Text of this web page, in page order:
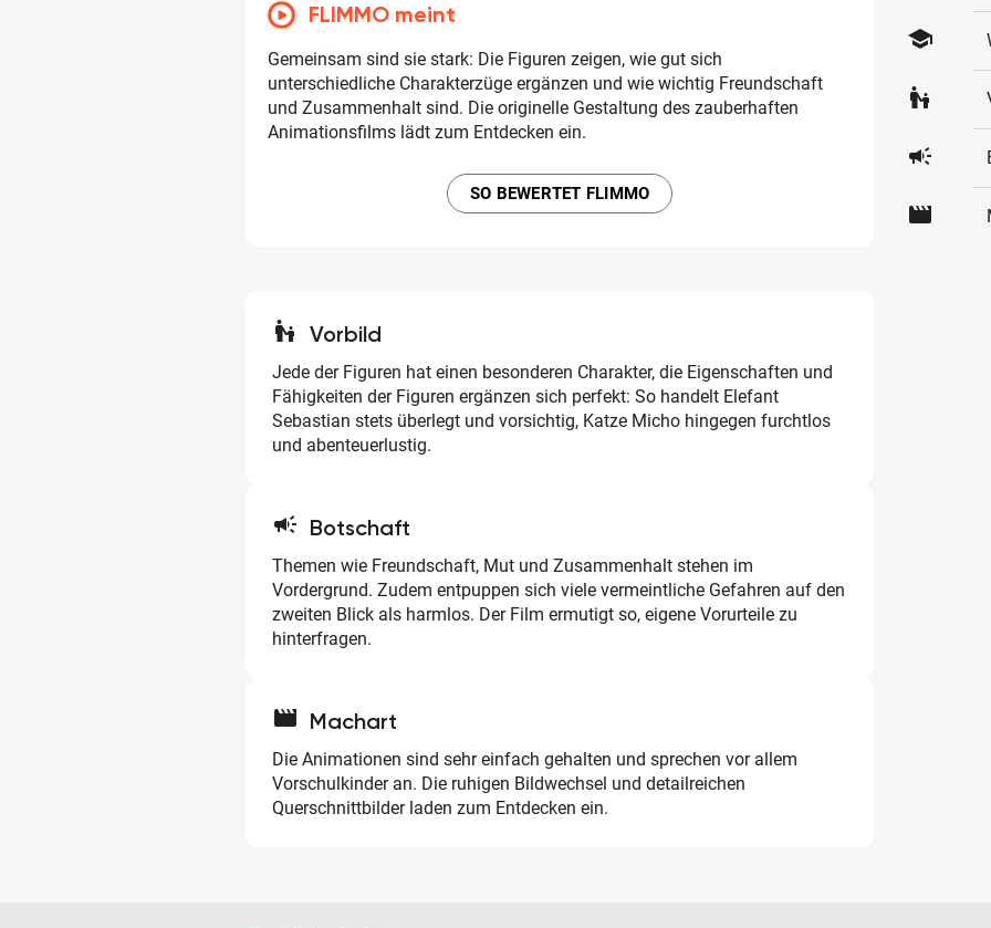
FLIMMO meint
Gemeinsam sind sie stark: Die Figuren zeigen, wie gut sich
unterschiedliche Charakterzüge ergänzen und wie wichtig Freundschaft
und Zusammenhalt sind. Die originelle Gestaltung des zauberhaften
Animationsfilms lädt zum Entdecken ein.
SO BEWERTET FLIMMO
escalator_warning Vorbild
Jede der Figuren hat einen besonderen Charakter, die Eigenschaften und
Fähigkeiten der Figuren ergänzen sich perfekt: So handelt Elefant
Sebastian stets überlegt und vorsichtig, Katze Micho hingegen furchtlos
und abenteuerlustig.
campaign Botschaft
Themen wie Freundschaft, Mut und Zusammenhalt stehen im
Vordergrund. Zudem entpuppen sich viele vermeintliche Gefahren auf den
zweiten Blick als harmlos. Der Film ermutigt so, eigene Vorurteile zu
hinterfragen.
movie Machart
Die Animationen sind sehr einfach gehalten und sprechen vor allem
Vorschulkinder an. Die ruhigen Bildwechsel und detailreichen
Querschnittbilder laden zum Entdecken ein.
school
escalator_warning
campaign
movie